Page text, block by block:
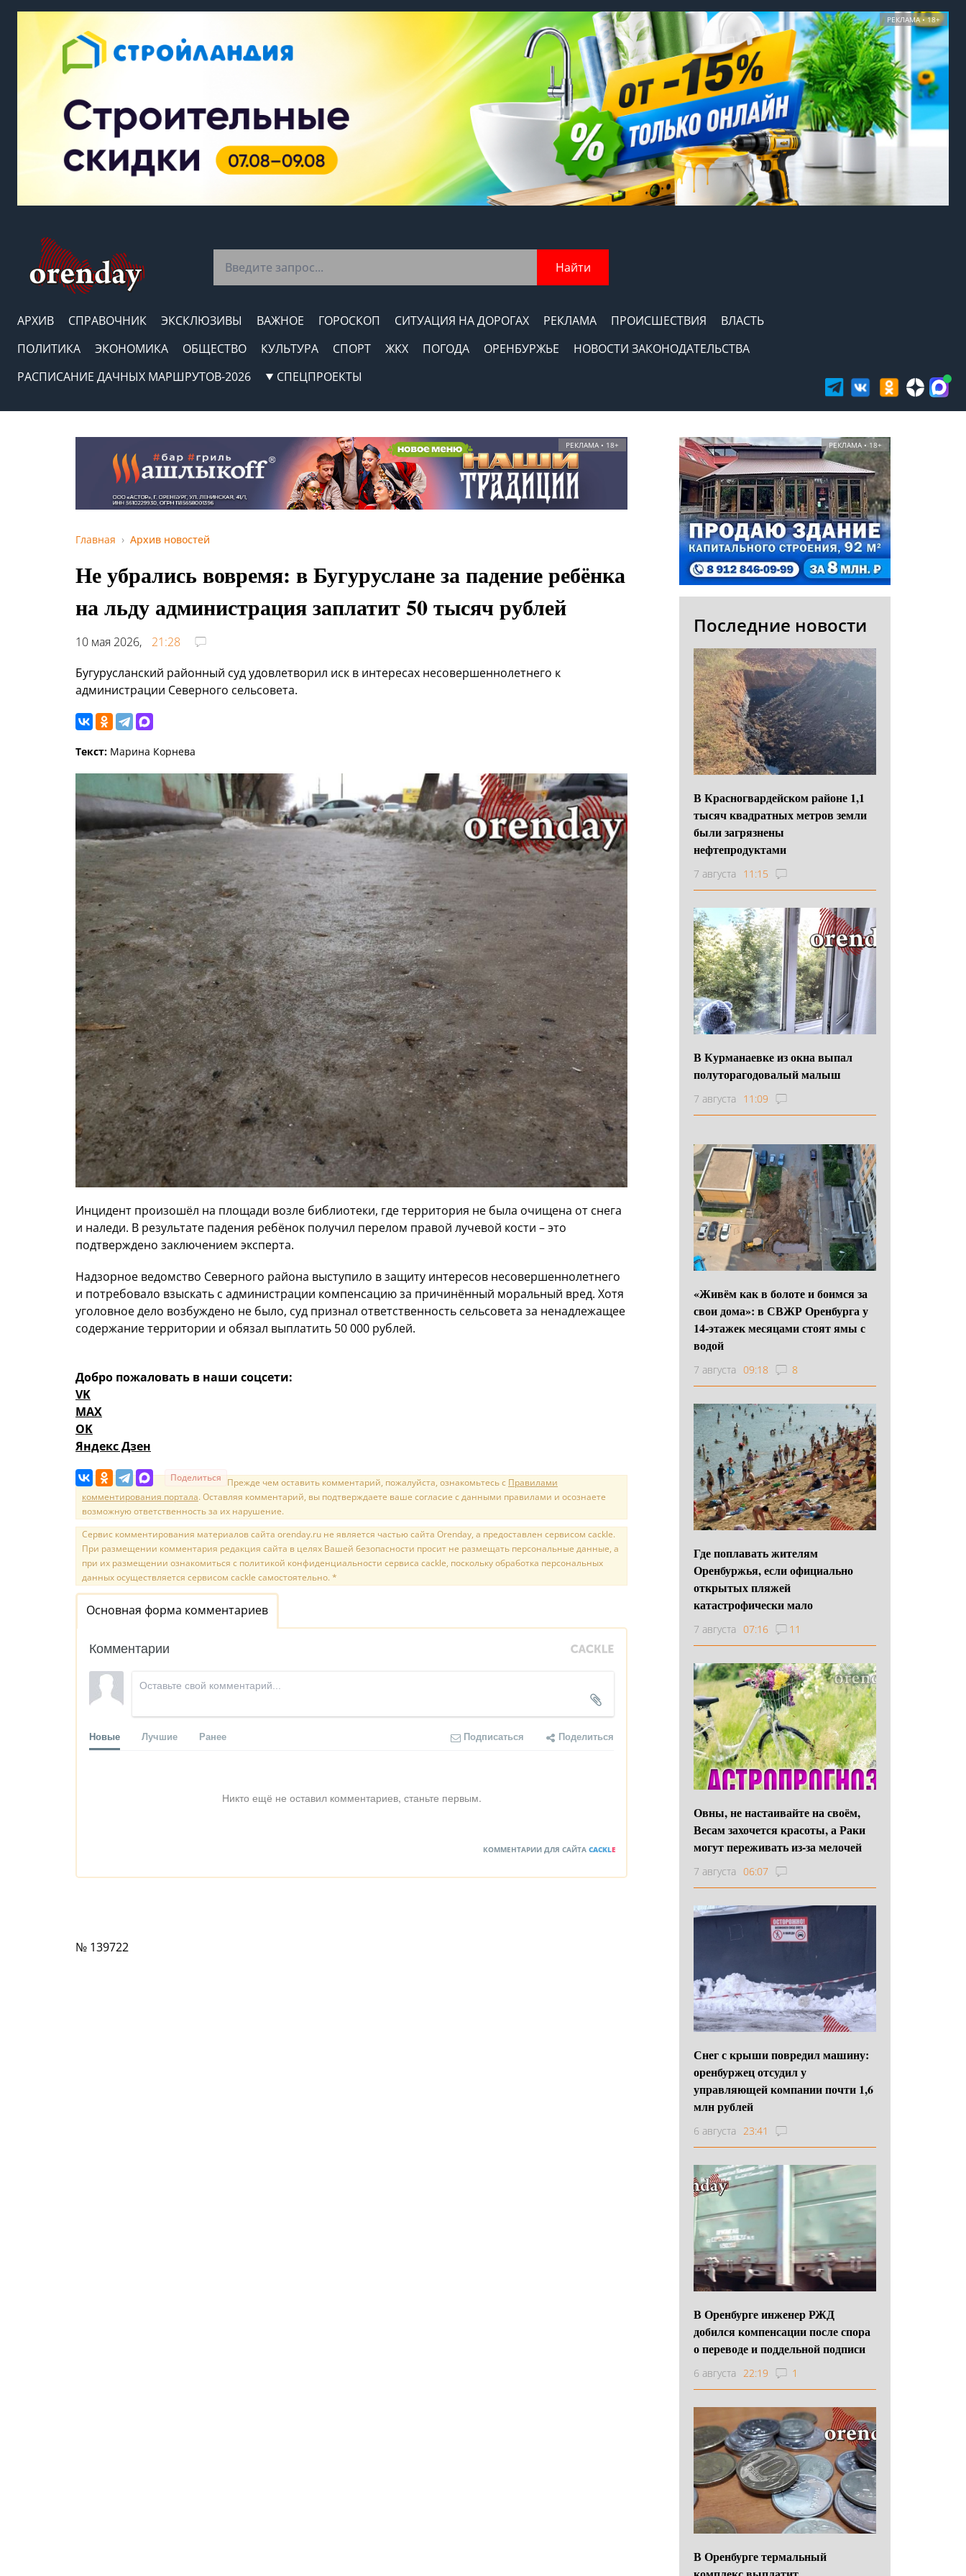
РЕКЛАМА • 18+
Найти
АРХИВ СПРАВОЧНИК ЭКСКЛЮЗИВЫ ВАЖНОЕ ГОРОСКОП СИТУАЦИЯ НА ДОРОГАХ РЕКЛАМА ПРОИСШЕСТВИЯ
ВЛАСТЬ
ПОЛИТИКА
ЭКОНОМИКА ОБЩЕСТВО КУЛЬТУРА СПОРТ ЖКХ ПОГОДА ОРЕНБУРЖЬЕ
НОВОСТИ ЗАКОНОДАТЕЛЬСТВА
РАСПИСАНИЕ ДАЧНЫХ МАРШРУТОВ-2026
СПЕЦПРОЕКТЫ
РЕКЛАМА • 18+
Главная Архив новостей
Не убрались вовремя: в Бугуруслане за падение ребёнка
на льду администрация заплатит 50 тысяч рублей
10 мая 2026,
21:28
Бугурусланский районный суд удовлетворил иск в интересах несовершеннолетнего к
администрации Северного сельсовета.
Текст: Марина Корнева
Инцидент произошёл на площади возле библиотеки, где территория не была очищена от снега
и наледи. В результате падения ребёнок получил перелом правой лучевой кости – это
подтверждено заключением эксперта.
Надзорное ведомство Северного района выступило в защиту интересов несовершеннолетнего
и потребовало взыскать с администрации компенсацию за причинённый моральный вред. Хотя
уголовное дело возбуждено не было, суд признал ответственность сельсовета за ненадлежащее
содержание территории и обязал выплатить 50 000 рублей.
Добро пожаловать в наши соцсети:
VK
MAX
OK
Яндекс Дзен
Поделиться Прежде чем оставить комментарий, пожалуйста, ознакомьтесь с Правилами
комментирования портала. Оставляя комментарий, вы подтверждаете ваше согласие с данными правилами и осознаете
возможную ответственность за их нарушение.
Сервис комментирования материалов сайта orenday.ru не является частью сайта Orenday, а предоставлен сервисом cackle.
При размещении комментария редакция сайта в целях Вашей безопасности просит не размещать персональные данные, а
при их размещении ознакомиться с политикой конфиденциальности сервиса cackle, поскольку обработка персональных
данных осуществляется сервисом cackle самостоятельно. *
Основная форма комментариев
Комментарии
Новые Лучшие Ранее Подписаться Поделиться
Никто ещё не оставил комментариев, станьте первым.
КОММЕНТАРИИ ДЛЯ САЙТА CACKLE
№ 139722
РЕКЛАМА • 18+
Последние новости
В Красногвардейском районе 1,1
тысяч квадратных метров земли
были загрязнены
нефтепродуктами
7 августа 11:15
В Курманаевке из окна выпал
полуторагодовалый малыш
7 августа 11:09
«Живём как в болоте и боимся за
свои дома»: в СВЖР Оренбурга у
14-этажек месяцами стоят ямы с
водой
7 августа 09:18 8
Где поплавать жителям
Оренбуржья, если официально
открытых пляжей
катастрофически мало
7 августа 07:16 11
Овны, не настаивайте на своём,
Весам захочется красоты, а Раки
могут переживать из-за мелочей
7 августа 06:07
Снег с крыши повредил машину:
оренбуржец отсудил у
управляющей компании почти 1,6
млн рублей
6 августа 23:41
В Оренбурге инженер РЖД
добился компенсации после спора
о переводе и поддельной подписи
6 августа 22:19 1
В Оренбурге термальный